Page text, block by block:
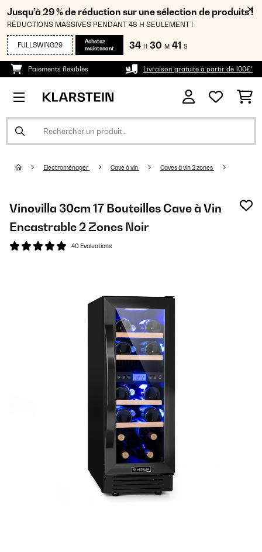
Jusqu’à 29 % de réduction sur une sélection de produits !
RÉDUCTIONS MASSIVES PENDANT 48 H SEULEMENT !
FULLSWING29
Achetez
maintenant
34 H 30 M 41 S
Paiements flexibles Livraison gratuite à partir de 100€*
Electroménager Cave à vin Caves à vin 2 zones
Vinovilla 30cm 17 Bouteilles Cave à Vin
Encastrable 2 Zones Noir
40 Evaluations